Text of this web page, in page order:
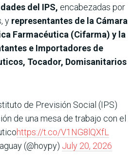
del IPS, encabezadas por
y representantes de la Cámara
Farmacéutica (Cifarma) y la
e Importadores de
Tocador, Domisanitarios
de Previsión Social (IPS)
de una mesa de trabajo con el
https://t.co/V1NG8lQXfL
(@hoypy) July 20, 2026